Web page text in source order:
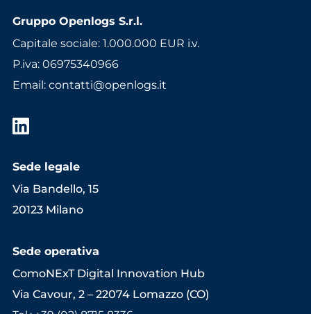
Gruppo Openlogs S.r.l.
Capitale sociale: 1.000.000 EUR i.v.
P.iva: 06975340966
Email : contatti@openlogs.it
Sede legale
Via Bandello, 15
20123 Milano
Sede operativa
ComoNExT Digital Innovation Hub
Via Cavour, 2 – 22074 Lomazzo (CO)